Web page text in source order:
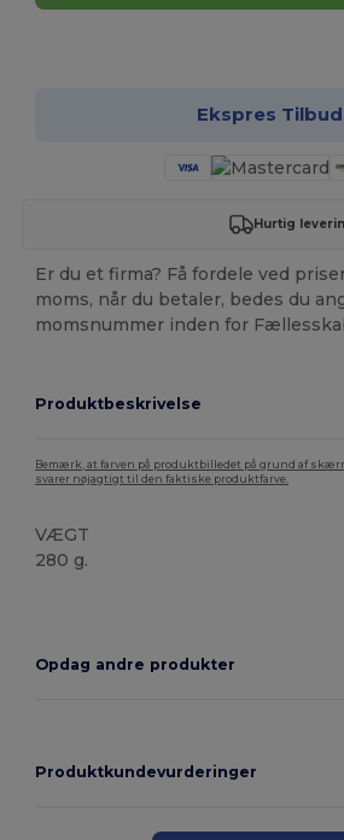
Ekspres Tilbud
Hurtig
Er du et firma? Få fordele ved
moms, når du betaler, bedes du
momsnummer inden for
Produktbeskrivelse
Bemærk, at farven på produktbilledet på grund af
svarer nøjagtigt til den faktiske produktfarve.
VÆGT
280 g.
Opdag andre produkter
Produktkundevurderinger